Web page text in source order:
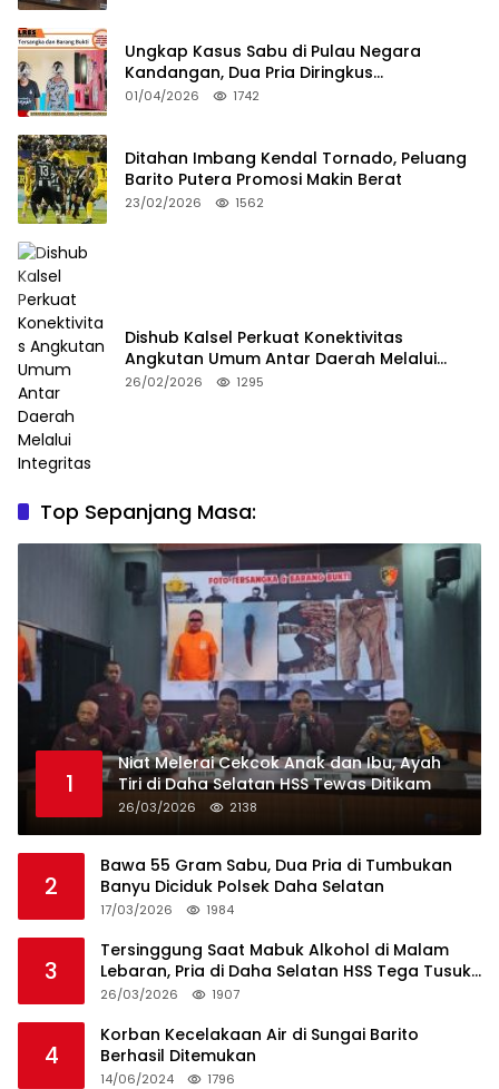
Ungkap Kasus Sabu di Pulau Negara
Kandangan, Dua Pria Diringkus
Satresnarkoba HSS
01/04/2026 1742
Ditahan Imbang Kendal Tornado, Peluang
Barito Putera Promosi Makin Berat
23/02/2026 1562
Dishub Kalsel Perkuat Konektivitas
Angkutan Umum Antar Daerah Melalui
Integritas
26/02/2026 1295
Top Sepanjang Masa:
1
Niat Melerai Cekcok Anak dan Ibu, Ayah
Tiri di Daha Selatan HSS Tewas Ditikam
26/03/2026 2138
2
Bawa 55 Gram Sabu, Dua Pria di Tumbukan
Banyu Diciduk Polsek Daha Selatan
17/03/2026 1984
3
Tersinggung Saat Mabuk Alkohol di Malam
Lebaran, Pria di Daha Selatan HSS Tega Tusuk
Teman Sendiri
26/03/2026 1907
4
Korban Kecelakaan Air di Sungai Barito
Berhasil Ditemukan
14/06/2024 1796